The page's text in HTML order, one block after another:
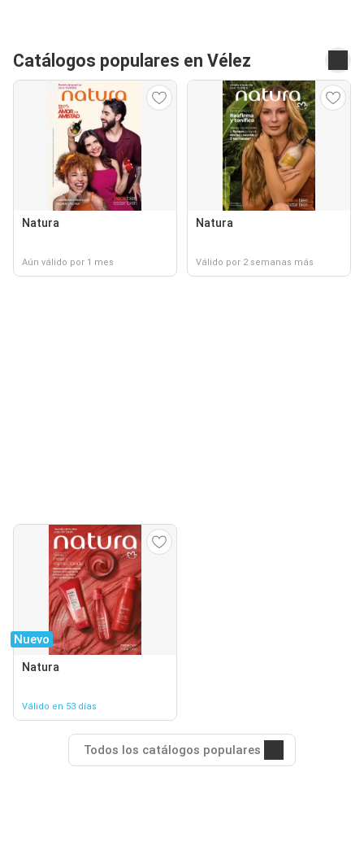
Catálogos populares en Vélez
Natura
Aún válido por 1 mes
Natura
Válido por 2 semanas más
Nuevo
Natura
Válido en 53 días
Todos los catálogos populares